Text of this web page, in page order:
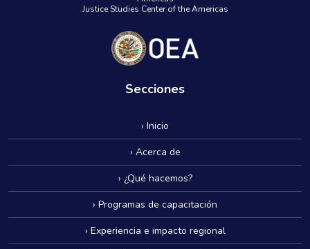
Justice Studies Center of the Americas
Secciones
› Inicio
› Acerca de
› ¿Qué hacemos?
› Programas de capacitación
› Experiencia e impacto regional